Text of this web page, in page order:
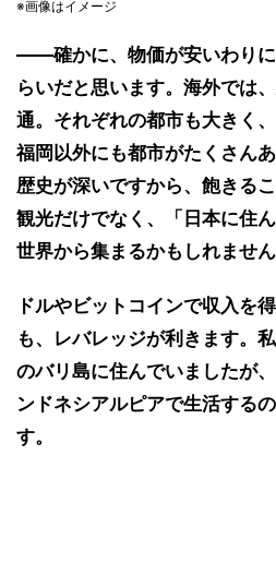
※画像はイメージ
――確かに、物価が安いわりに
らいだと思います。海外では
通。それぞれの都市も大きく
福岡以外にも都市がたくさん
歴史が深いですから、飽きる
観光だけでなく、「日本に住
世界から集まるかもしれません
ドルやビットコインで収入を
も、レバレッジが利きます。
のバリ島に住んでいましたが
ンドネシアルピアで生活する
す。